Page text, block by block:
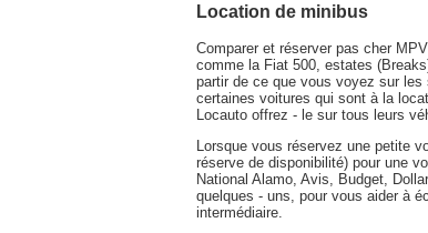
Location de minibus
Comparer et réserver pas cher
comme la Fiat 500, estates
partir de ce que vous voyez sur
certaines voitures qui sont à la
Locauto offrez - le sur tous leurs
Lorsque vous réservez une petite
réserve de disponibilité) pour une
National Alamo, Avis, Budget,
quelques - uns, pour vous aider à
intermédiaire.